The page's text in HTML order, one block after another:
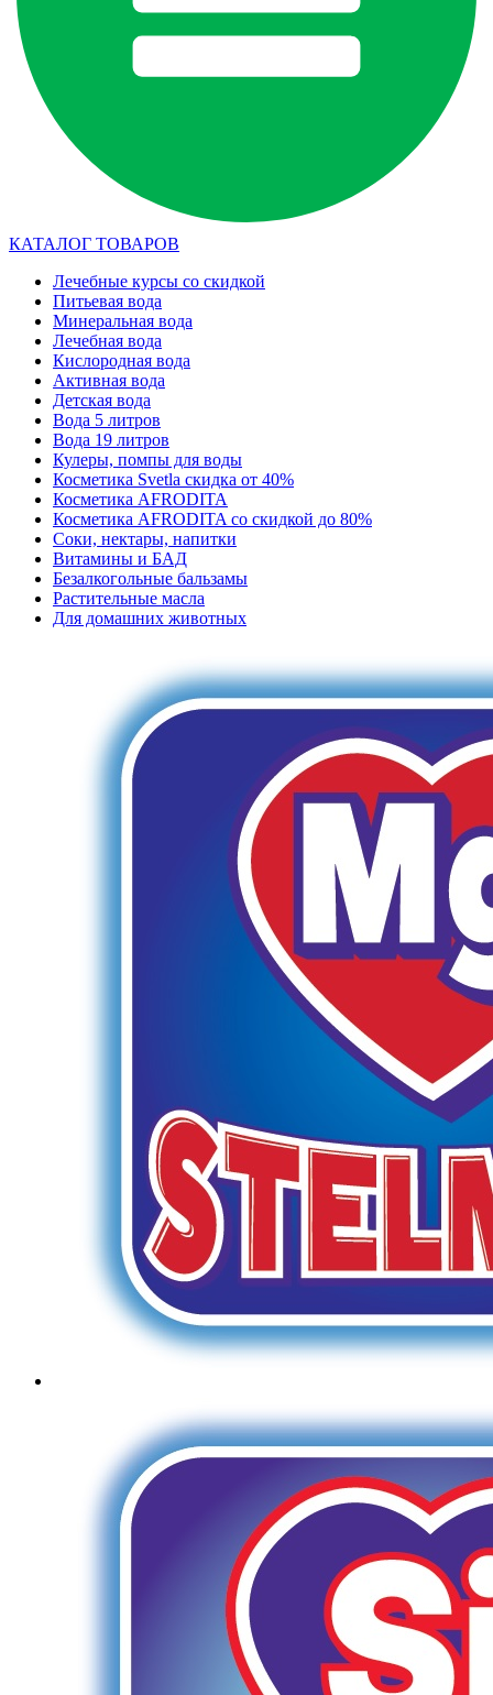
КАТАЛОГ ТОВАРОВ
Лечебные курсы со скидкой
Питьевая вода
Минеральная вода
Лечебная вода
Кислородная вода
Активная вода
Детская вода
Вода 5 литров
Вода 19 литров
Кулеры, помпы для воды
Косметика Svetla скидка от 40%
Косметика AFRODITA
Косметика AFRODITA со скидкой до 80%
Соки, нектары, напитки
Витамины и БАД
Безалкогольные бальзамы
Растительные масла
Для домашних животных